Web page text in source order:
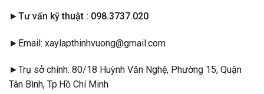
►Tư vấn kỹ thuật : 098.3737.020
►Email: xaylapthinhvuong@gmail.com
►Trụ sở chính: 80/18 Huỳnh Văn Nghệ, Phường 15, Quận
Tân Bình, Tp.Hồ Chí Minh